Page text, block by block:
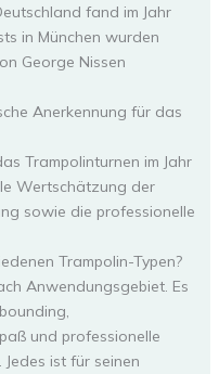
fand im Jahr
in München wurden
George Nissen
Anerkennung für das
Trampolinturnen im Jahr
Wertschätzung der
sowie die professionelle
Trampolin-Typen?
Anwendungsgebiet. Es
und professionelle
ist für seinen